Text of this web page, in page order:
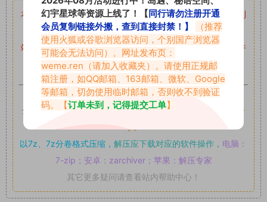
本站资源均来自网络分享，如有侵犯你的权益请私信留言
收到
留言后，我们会第一时间进行审核后删除。
站内资源为网友个人学习或测试研究使用，未经原版权作者许
可,禁止用于任何商业途径！请在下载24小时内删除！
如果遇到付费才可获取的素材，建议升级对应的VIP。
全站付费素材可提供补档服务“均有备份”，
素材以主流网盘分
以7z、7z分卷格式压缩， 解压应下载对应的软件操作， 电脑：
7-zip；安卓：zarchiver；苹果：解压专家
其它更多疑问请查看站内帮助中心！
幻宇星球等资源上线了！【 同行请勿注册开通
会员复制链接外搬，查到直接封禁！】
（推荐
使用火狐或谷歌浏览器访问，个别国产浏览器
可能会无法访问）。网址发布页：
weme.ren （请加入收藏夹）。请使用正规邮
箱注册，如QQ邮箱、163邮箱、微软、Google
等邮箱，切勿使用临时邮箱，否则收不到验证
码。【订单未到，记得提交工单】